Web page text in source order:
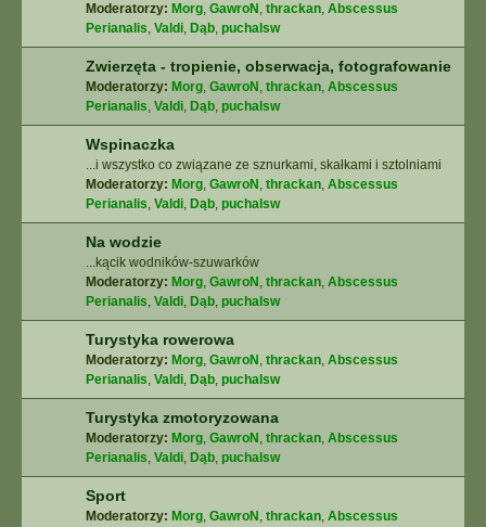
Moderatorzy: Morg, GawroN , thrackan, Abscessus
Perianalis, Valdi, Dąb, puchalsw
Zwierzęta - tropienie, obserwacja, fotografowanie
Moderatorzy: Morg, GawroN , thrackan, Abscessus
Perianalis, Valdi, Dąb, puchalsw
Wspinaczka
...i wszystko co związane ze sznurkami, skałkami i sztolniami
Moderatorzy: Morg, GawroN , thrackan, Abscessus
Perianalis, Valdi, Dąb, puchalsw
Na wodzie
...kącik wodników-szuwarków
Moderatorzy: Morg, GawroN , thrackan, Abscessus
Perianalis, Valdi, Dąb, puchalsw
Turystyka rowerowa
Moderatorzy: Morg, GawroN , thrackan, Abscessus
Perianalis, Valdi, Dąb, puchalsw
Turystyka zmotoryzowana
Moderatorzy: Morg, GawroN , thrackan, Abscessus
Perianalis, Valdi, Dąb, puchalsw
Sport
Moderatorzy: Morg, GawroN , thrackan, Abscessus